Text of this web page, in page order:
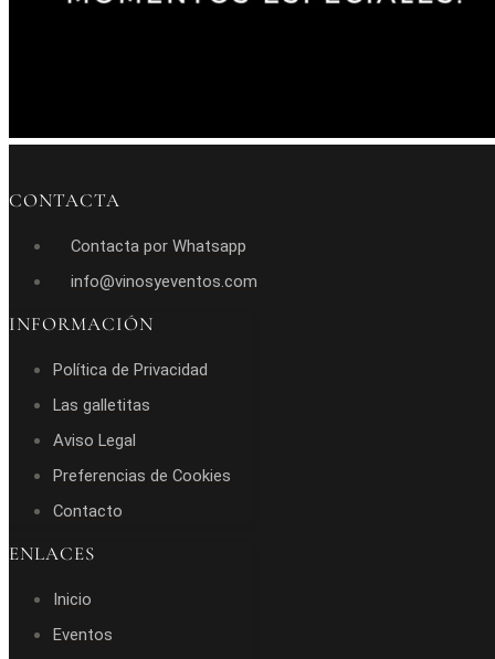
CONTACTA
Contacta por Whatsapp
info@vinosyeventos.com
INFORMACIÓN
Política de Privacidad
Las galletitas
Aviso Legal
Preferencias de Cookies
Contacto
ENLACES
Inicio
Eventos